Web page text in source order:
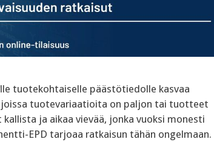
tuotekohtaiselle päästötiedolle kasvaa
tuotevariaatioita on paljon tai tuotteet
ja aikaa vievää, jonka vuoksi monesti
EPD tarjoaa ratkaisun tähän ongelmaan.